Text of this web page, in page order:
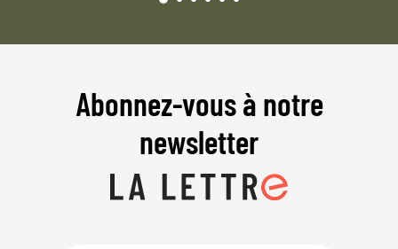
Abonnez-vous à notre
newsletter